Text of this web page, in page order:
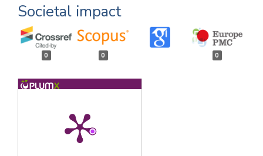
Societal impact
0 0 0